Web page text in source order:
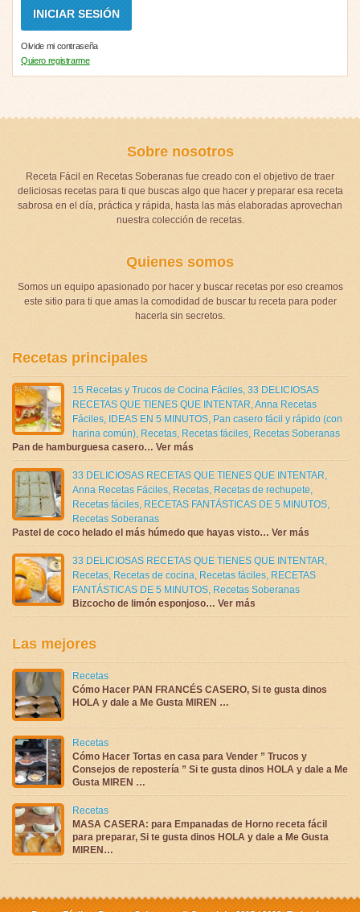
Olvide mi contraseña
Quiero registrarme
Sobre nosotros
Receta Fácil en Recetas Soberanas fue creado con el objetivo de traer
deliciosas recetas para ti que buscas algo que hacer y preparar esa receta
sabrosa en el día, práctica y rápida, hasta las más elaboradas aprovechan
nuestra colección de recetas.
Quienes somos
Somos un equipo apasionado por hacer y buscar recetas por eso creamos
este sitio para ti que amas la comodidad de buscar tu receta para poder
hacerla sin secretos.
Recetas principales
15 Recetas y Trucos de Cocina Fáciles, 33 DELICIOSAS
RECETAS QUE TIENES QUE INTENTAR,Anna Recetas
Fáciles, IDEAS EN 5 MINUTOS, Pan casero fácil y rápido (con
harina común), Recetas, Recetas fáciles, Recetas Soberanas
Pan de hamburguesa casero… Ver más
33 DELICIOSAS RECETAS QUE TIENES QUE INTENTAR,
Anna Recetas Fáciles, Recetas, Recetas de rechupete,
Recetas fáciles, RECETAS FANTÁSTICAS DE 5 MINUTOS,
Recetas Soberanas
Pastel de coco helado el más húmedo que hayas visto… Ver más
33 DELICIOSAS RECETAS QUE TIENES QUE INTENTAR,
Recetas, Recetas de cocina, Recetas fáciles, RECETAS
FANTÁSTICAS DE 5 MINUTOS, Recetas Soberanas
Bizcocho de limón esponjoso… Ver más
Las mejores
Recetas
Cómo Hacer PAN FRANCÉS CASERO, Si te gusta dinos
HOLA y dale a Me Gusta MIREN …
Recetas
Cómo Hacer Tortas en casa para Vender ” Trucos y
Consejos de repostería ” Si te gusta dinos HOLA y dale a Me
Gusta MIREN …
Recetas
MASA CASERA: para Empanadas de Horno receta fácil
para preparar, Si te gusta dinos HOLA y dale a Me Gusta
MIREN…